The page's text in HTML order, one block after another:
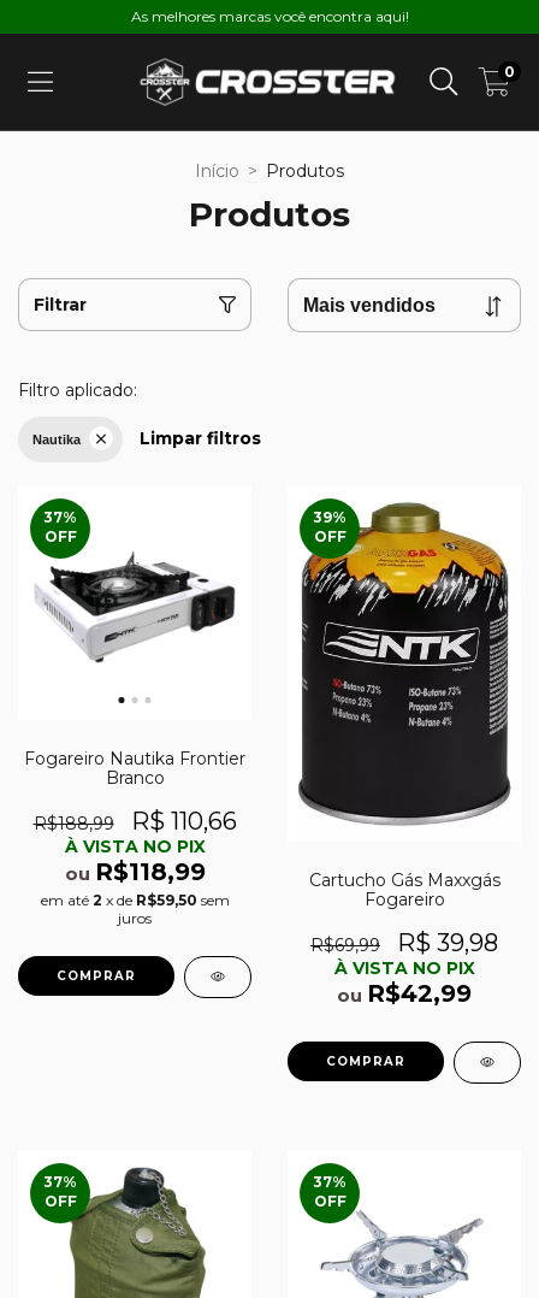
As melhores marcas você encontra aqui!
0
Início > Produtos
Produtos
Filtrar
Filtro aplicado:
Nautika Limpar filtros
37%
OFF
Fogareiro Nautika Frontier
Branco
R$188,99 R$ 110,66
À VISTA NO PIX
ou R$118,99
em até 2 x de R$59,50 sem
juros
39%
OFF
Cartucho Gás Maxxgás
Fogareiro
R$69,99 R$ 39,98
À VISTA NO PIX
ou R$42,99
37%
OFF
37%
OFF